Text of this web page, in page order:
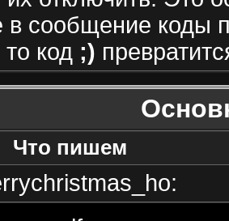
в сообщение
код ;)
Что пишем